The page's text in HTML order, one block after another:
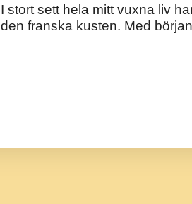
I stort sett hela mitt vuxna liv
den franska kusten. Med